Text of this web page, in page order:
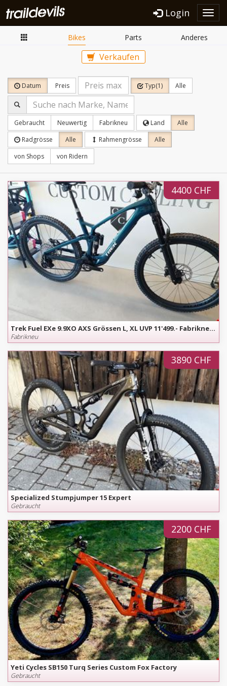
Login
Bikes Parts Anderes
Verkaufen
Datum Preis Typ(1) Alle
Gebraucht Neuwertig Fabrikneu Land
Alle
Radgrösse
Alle Rahmengrösse
Alle
von Shops
von Ridern
4400 CHF
Trek Fuel EXe 9.9XO AXS Grössen L, XL UVP 11'499.- Fabrikneu Modell
Fabrikneu
3890 CHF
Specialized Stumpjumper 15 Expert
Gebraucht
2200 CHF
Yeti Cycles SB150 Turq Series Custom Fox Factory
Gebraucht